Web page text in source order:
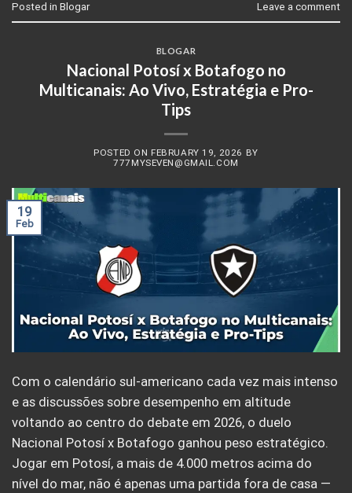
Posted in Blogar Leave a comment
BLOGAR
Nacional Potosí x Botafogo no
Multicanais: Ao Vivo, Estratégia e Pro-
Tips
POSTED ON FEBRUARY 19, 2026 BY
777MYSEVEN@GMAIL.COM
19
Feb
Com o calendário sul-americano cada vez mais intenso
e as discussões sobre desempenho em altitude
voltando ao centro do debate em 2026, o duelo
Nacional Potosí x Botafogo ganhou peso estratégico.
Jogar em Potosí, a mais de 4.000 metros acima do
nível do mar, não é apenas uma partida fora de casa —